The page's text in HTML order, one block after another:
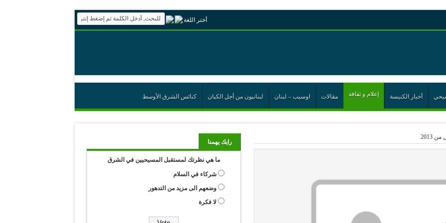
حول اللامركزية الموسعة شرط واجب للخروج من حالة الجمود
الإتحاد
أختر اللغة
أخبار الكنيسة إعلام و ثقافة مقالات اوسيب – لبنان لبنانيون من أجل الكيان كنائس الشرق الأوسط
رايك يهمنا
ما هي نظرتك لمستقبل المسيحيين في الشرق
شركاء في السلام
وضعهم الى مزيد من التدهور
لا فكرة